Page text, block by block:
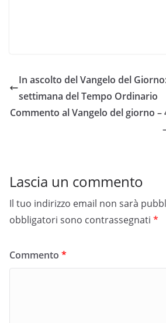
In ascolto del Vangelo del
settimana del Tempo Ordinario
Commento al Vangelo del giorno
Lascia un commento
Il tuo indirizzo email non sarà
obbligatori sono contrassegnati *
Commento *